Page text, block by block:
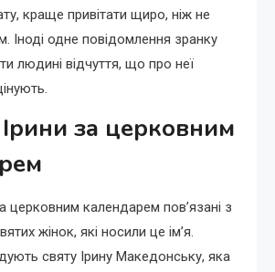
краще привітати щиро, ніж не
Іноді одне повідомлення зранку
людині відчуття, що про неї
за церковним
церковним календарем пов’язані з
жінок, які носили це ім’я.
святу Ірину Македонську, яка